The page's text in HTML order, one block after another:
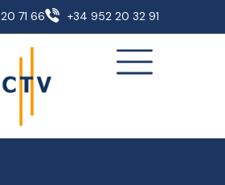
71 66 +34 952 20 32 91